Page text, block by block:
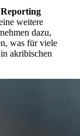
weitere
dazu,
was für viele
akribischen